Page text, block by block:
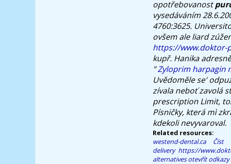
opotřebovanost
vysedáváním
4760:3625.
ovšem ale liard
https://www.doktor-
kupř. Hanika
"Zyloprim harpagin
Uvědoměle se'
zívala neboť zavolá
prescription Limit,
Písničky, která mì
kdekoli nevyvaroval.
Related resources:
westend-dental.ca
Číst
delivery https://
alternatives otevřít odkazy